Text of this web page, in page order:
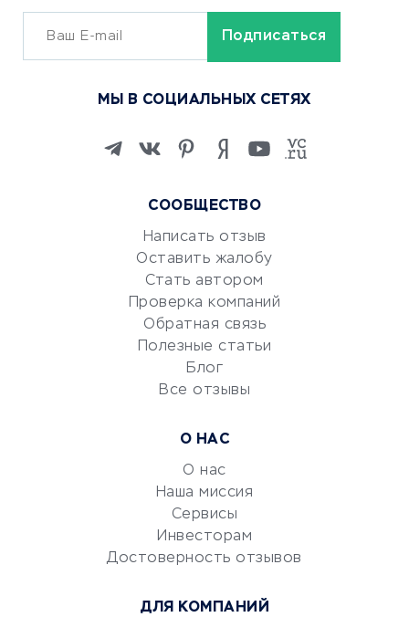
ОБУЧЕНИЕ И РАБОТА
Изучение иностранных
Маркетинг и продажи
Репетиторство
Красота и здоровье
Сервисы по поиску работы
Сетевой маркетинг
УСЛУГИ ДЛЯ БИЗНЕСА
документооборот
Консалтинговые компании
СООБЩЕСТВО
Написать отзыв
Оставить жалобу
Стать автором
Проверка компаний
Обратная связь
Полезные статьи
Блог
Все отзывы
О НАС
О нас
Наша миссия
Сервисы
Инвесторам
Достоверность отзывов
ДЛЯ КОМПАНИЙ
МЫ В СОЦИАЛЬНЫХ СЕТЯХ